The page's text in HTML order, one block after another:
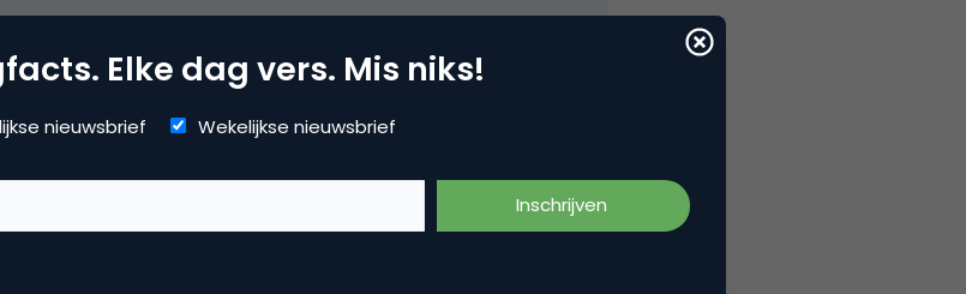
Elke dag vers. Mis niks!
nieuwsbrief Wekelijkse nieuwsbrief